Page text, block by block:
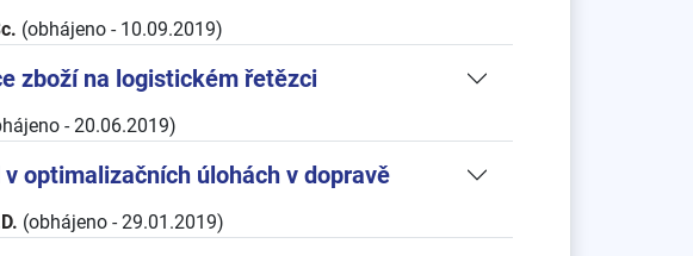
(obhájeno - 10.09.2019)
zboží na logistickém řetězci
- 20.06.2019)
optimalizačních úlohách v dopravě
(obhájeno - 29.01.2019)